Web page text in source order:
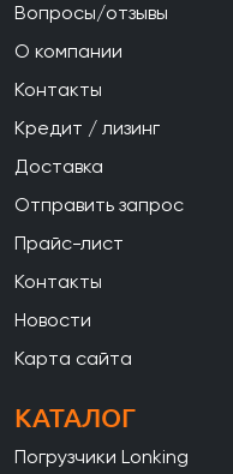
Вопросы/отзывы
О компании
Контакты
Кредит / лизинг
Доставка
Отправить запрос
Прайс-лист
Контакты
Новости
Карта сайта
КАТАЛОГ
Погрузчики Lonking